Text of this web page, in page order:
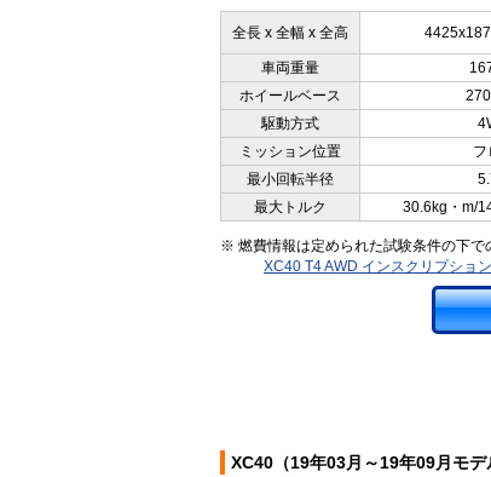
全長 x 全幅 x 全高
車両重量
ホイールベース
駆動方式
ミッション位置
フ
最小回転半径
最大トルク
30.6kg・m/
※ 燃費情報は定められた試験条件の下で
XC40 T4 AWD インスクリプショ
XC40（19年03月～19年09月モ